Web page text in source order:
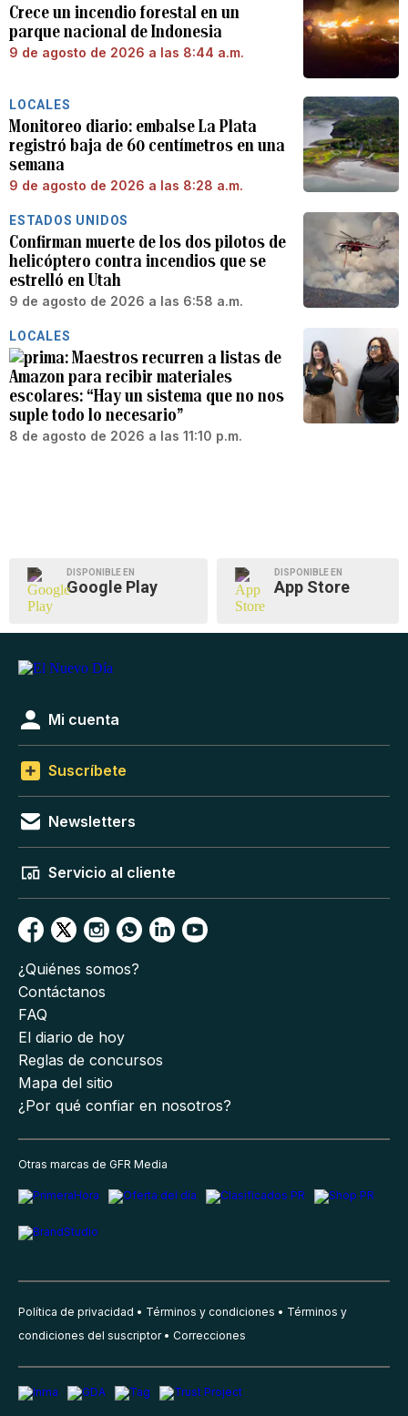
Crece un incendio forestal en un
parque nacional de Indonesia
9 de agosto de 2026 a las 8:44 a.m.
LOCALES
Monitoreo diario: embalse La Plata
registró baja de 60 centímetros en una
semana
9 de agosto de 2026 a las 8:28 a.m.
ESTADOS UNIDOS
Confirman muerte de los dos pilotos de
helicóptero contra incendios que se
estrelló en Utah
9 de agosto de 2026 a las 6:58 a.m.
LOCALES
Maestros recurren a listas de
Amazon para recibir materiales
escolares: “Hay un sistema que no nos
suple todo lo necesario”
8 de agosto de 2026 a las 11:10 p.m.
DISPONIBLE EN
Google Play
DISPONIBLE EN
App Store
Mi cuenta
Suscríbete
Newsletters
Servicio al cliente
¿Quiénes somos?
Contáctanos
FAQ
El diario de hoy
Reglas de concursos
Mapa del sitio
¿Por qué confiar en nosotros?
Otras marcas de GFR Media
Política de privacidad Términos y condiciones
Términos y
condiciones del suscriptor
Correcciones